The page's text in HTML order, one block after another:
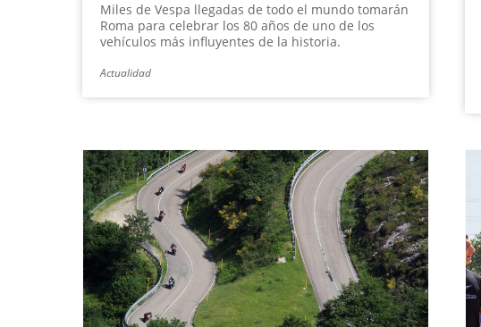
Miles de Vespa llegadas de todo el mundo tomarán
Roma para celebrar los 80 años de uno de los
vehículos más influyentes de la historia.
Actualidad